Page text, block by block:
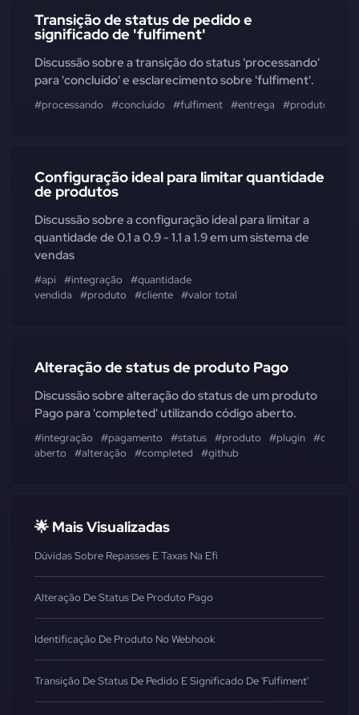
Transição de status de pedido e
significado de 'fulfiment'
Discussão sobre a transição do status 'processando'
para 'concluído' e esclarecimento sobre 'fulfiment'.
#processando #concluído #fulfiment #entrega #produto
Configuração ideal para limitar quantidade
de produtos
Discussão sobre a configuração ideal para limitar a
quantidade de 0.1 a 0.9 - 1.1 a 1.9 em um sistema de
vendas
#api #integração
#quantidade
vendida
#produto #cliente #valor total
Alteração de status de produto Pago
Discussão sobre alteração do status de um produto
Pago para 'completed' utilizando código aberto.
#integração #pagamento #status #produto #plugin #código
aberto
#alteração #completed #github
🌟 Mais Visualizadas
Dúvidas Sobre Repasses E Taxas Na Efi
Alteração De Status De Produto Pago
Identificação De Produto No Webhook
Transição De Status De Pedido E Significado De 'fulfiment'